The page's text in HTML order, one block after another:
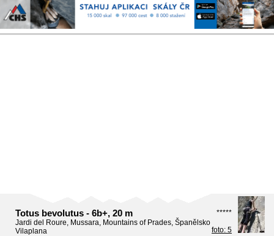
*****
foto: 5
Totus bevolutus - 6b+, 20 m
Jardi del Roure, Mussara, Mountains of Prades, Španělsko
Vilaplana